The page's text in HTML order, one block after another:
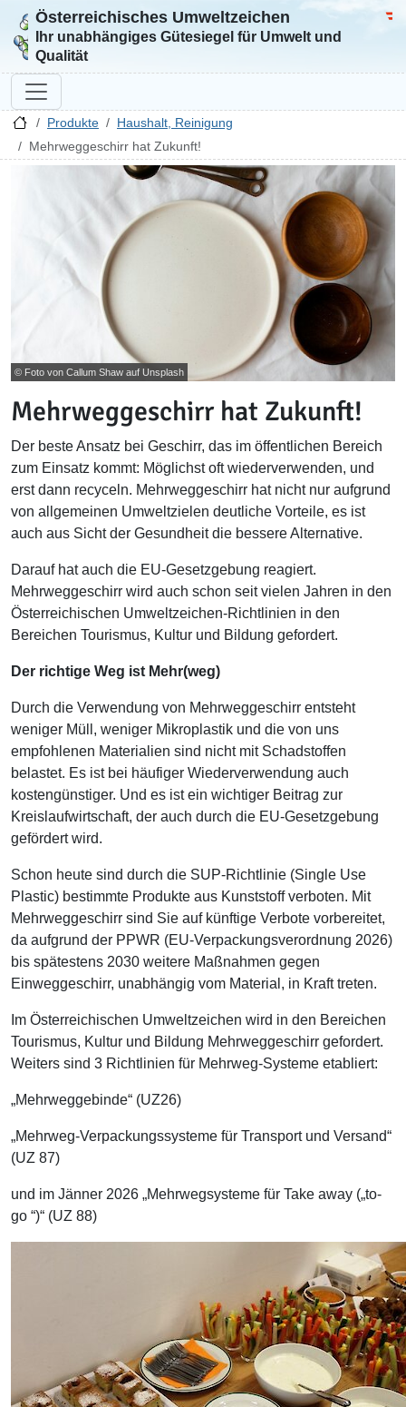
Zur Startseite
Österreichisches Umweltzeichen
Ihr unabhängiges Gütesiegel für Umwelt und
Qualität
Produkte
Haushalt, Reinigung
Mehrweggeschirr hat Zukunft!
© Foto von Callum Shaw auf Unsplash
Mehrweggeschirr hat Zukunft!
Der beste Ansatz bei Geschirr, das im öffentlichen Bereich
zum Einsatz kommt: Möglichst oft wiederverwenden, und
erst dann recyceln. Mehrweggeschirr hat nicht nur aufgrund
von allgemeinen Umweltzielen deutliche Vorteile, es ist
auch aus Sicht der Gesundheit die bessere Alternative.
Darauf hat auch die EU-Gesetzgebung reagiert.
Mehrweggeschirr wird auch schon seit vielen Jahren in den
Österreichischen Umweltzeichen-Richtlinien in den
Bereichen Tourismus, Kultur und Bildung gefordert.
Der richtige Weg ist Mehr(weg)
Durch die Verwendung von Mehrweggeschirr entsteht
weniger Müll, weniger Mikroplastik und die von uns
empfohlenen Materialien sind nicht mit Schadstoffen
belastet. Es ist bei häufiger Wiederverwendung auch
kostengünstiger. Und es ist ein wichtiger Beitrag zur
Kreislaufwirtschaft, der auch durch die EU-Gesetzgebung
gefördert wird.
Schon heute sind durch die SUP-Richtlinie (Single Use
Plastic) bestimmte Produkte aus Kunststoff verboten. Mit
Mehrweggeschirr sind Sie auf künftige Verbote vorbereitet,
da aufgrund der PPWR (EU-Verpackungsverordnung 2026)
bis spätestens 2030 weitere Maßnahmen gegen
Einweggeschirr, unabhängig vom Material, in Kraft treten.
Im Österreichischen Umweltzeichen wird in den Bereichen
Tourismus, Kultur und Bildung Mehrweggeschirr gefordert.
Weiters sind 3 Richtlinien für Mehrweg-Systeme etabliert:
„Mehrweggebinde“ (UZ26)
„Mehrweg-Verpackungssysteme für Transport und Versand“
(UZ 87)
und im Jänner 2026 „Mehrwegsysteme für Take away („to-
go “)“ (UZ 88)